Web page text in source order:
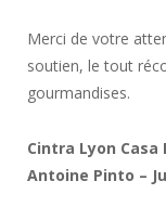
Merci de votre
soutien, le tout
gourmandises.
Cintra Lyon Casa
Antoine Pinto –